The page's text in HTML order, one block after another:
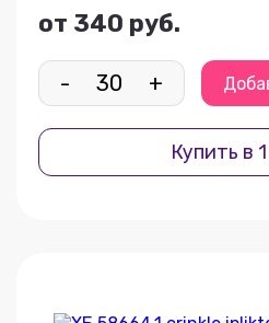
от 340 руб.
- +
Купить в